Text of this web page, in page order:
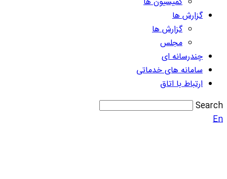
گزارش ها
گزارش ها
مجلس
چندرسانه ای
سامانه های خدماتی
ارتباط با اتاق
Search
En